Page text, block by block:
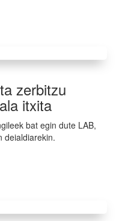
zerbitzu
itxita
bat egin dute LAB,
deialdiarekin.